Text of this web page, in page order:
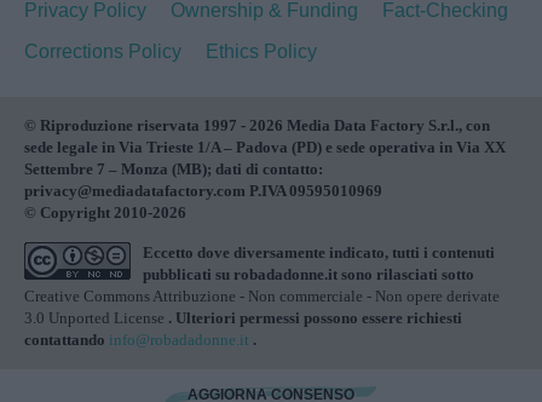
Privacy Policy
Ownership & Funding
Fact-Checking
Corrections Policy
Ethics Policy
© Riproduzione riservata 1997 - 2026 Media Data Factory S.r.l., con
sede legale in Via Trieste 1/A – Padova (PD) e sede operativa in Via XX
Settembre 7 – Monza (MB); dati di contatto:
privacy@mediadatafactory.com P.IVA 09595010969
© Copyright 2010-2026
Eccetto dove diversamente indicato, tutti i contenuti
pubblicati su robadadonne.it sono rilasciati sotto
Creative Commons Attribuzione - Non commerciale - Non opere derivate
3.0 Unported License . Ulteriori permessi possono essere richiesti
contattando info@robadadonne.it .
AGGIORNA CONSENSO